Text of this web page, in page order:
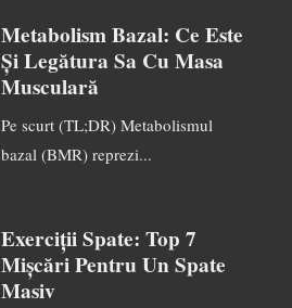
Metabolism Bazal: Ce Este
Și Legătura Sa Cu Masa
Musculară
Pe scurt (TL;DR) Metabolismul
bazal (BMR) reprezi...
Exerciții Spate: Top 7
Mișcări Pentru Un Spate
Masiv